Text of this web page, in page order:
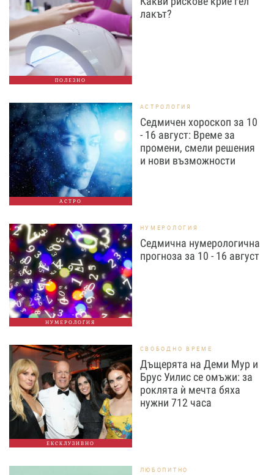
ПОЛЕЗНО
лакът?
АСТРО
АСТРОЛОГИЯ
Седмичен хороскоп за 10
- 16 август: Време за
промени, смели решения
и нови възможности
НУМЕРОЛОГИЯ
НУМЕРОЛОГИЯ
Седмична нумерологична
прогноза за 10 - 16 август
ЕКСКЛУЗИВНО
СВОБОДНО ВРЕМЕ
Дъщерята на Деми Мур и
Брус Уилис се омъжи: за
роклята ѝ мечта бяха
нужни 712 часа
ЛЮБОПИТНО